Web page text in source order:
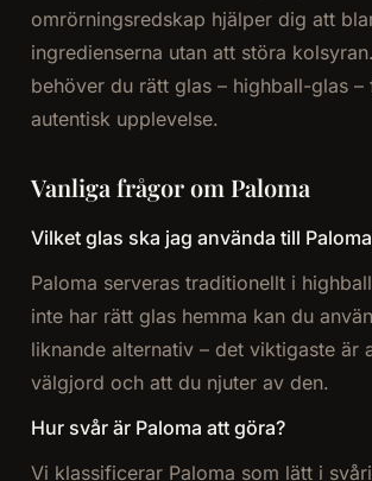
omrörningsredskap hjälper dig att
ingredienserna utan att störa
behöver du rätt glas – highball-glas –
autentisk upplevelse.
Vanliga frågor om Paloma
Vilket glas ska jag använda till
Paloma serveras traditionellt i
inte har rätt glas hemma kan du
liknande alternativ – det viktigaste är
välgjord och att du njuter av den.
Hur svår är Paloma att göra?
Vi klassificerar Paloma som lätt i